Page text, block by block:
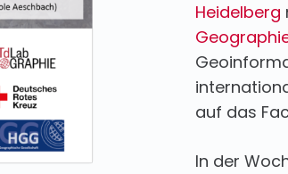
Heidelberg
auf das
In der